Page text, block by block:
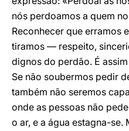
nós perdoamos a quem
Reconhecer que erramos
tiramos — respeito,
dignos do perdão. É
Se não soubermos pedir
também não seremos
onde as pessoas não
o ar, e a água estagna-